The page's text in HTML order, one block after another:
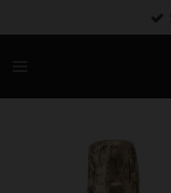
direct
hoofdinhoud